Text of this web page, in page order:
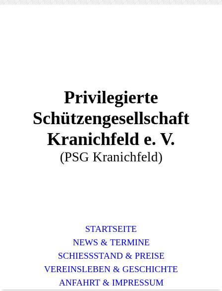
Privilegierte
Schützengesellschaft
Kranichfeld e. V.
(PSG Kranichfeld)
STARTSEITE
NEWS & TERMINE
SCHIESSSTAND & PREISE
VEREINSLEBEN & GESCHICHTE
ANFAHRT & IMPRESSUM